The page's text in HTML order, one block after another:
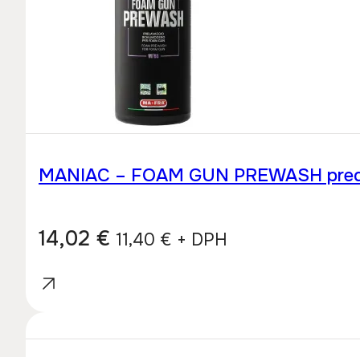
MANIAC – FOAM GUN PREWASH
14,02 € 11,40 € + DPH